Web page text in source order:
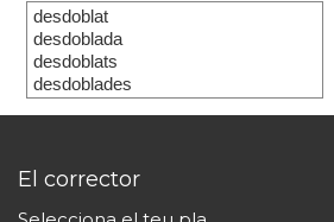
desdoblat
desdoblada
desdoblats
desdoblades
El corrector